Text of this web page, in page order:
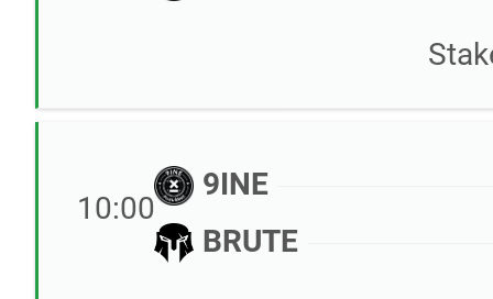
10:00
9INE
BRUTE